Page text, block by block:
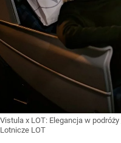
Vistula x LOT: Elegancja w podróży
Lotnicze LOT